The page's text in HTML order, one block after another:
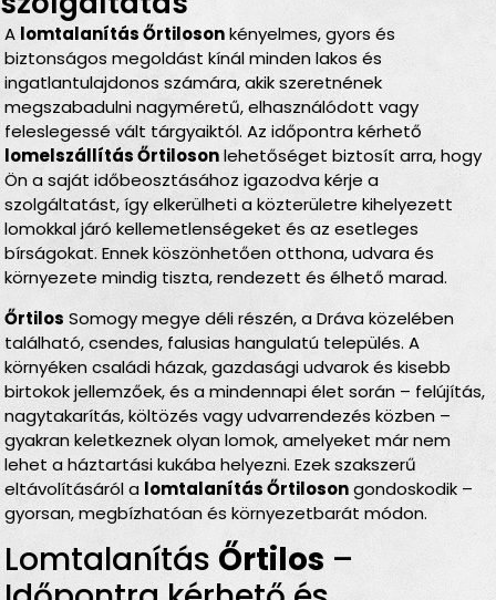
A lomtalanítás Őrtilosonkényelmes, gyors és
biztonságos megoldást kínál minden lakos és
ingatlantulajdonos számára, akik szeretnének
megszabadulni nagyméretű, elhasználódott vagy
feleslegessé vált tárgyaiktól. Az időpontra kérhető
lomelszállítás Őrtilosonlehetőséget biztosít arra, hogy
Ön a saját időbeosztásához igazodva kérje a
szolgáltatást, így elkerülheti a közterületre kihelyezett
lomokkal járó kellemetlenségeket és az esetleges
bírságokat. Ennek köszönhetően otthona, udvara és
környezete mindig tiszta, rendezett és élhető marad.
Őrtilos Somogy megye déli részén, a Dráva közelében
található, csendes, falusias hangulatú település. A
környéken családi házak, gazdasági udvarok és kisebb
birtokok jellemzőek, és a mindennapi élet során – felújítás,
nagytakarítás, költözés vagy udvarrendezés közben –
gyakran keletkeznek olyan lomok, amelyeket már nem
lehet a háztartási kukába helyezni. Ezek szakszerű
eltávolításáról a lomtalanítás Őrtilosongondoskodik –
gyorsan, megbízhatóan és környezetbarát módon.
Lomtalanítás Őrtilos –